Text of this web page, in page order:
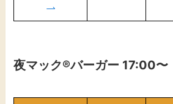
夜マック®バーガー 17:00〜